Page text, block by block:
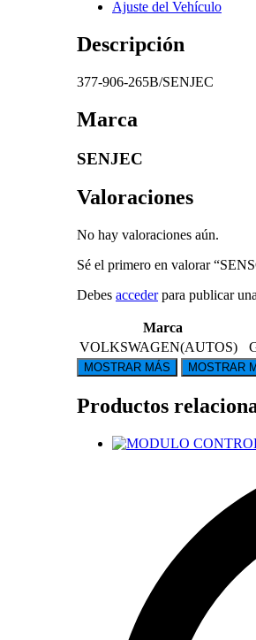
Ajuste del Vehículo
Descripción
377-906-265B/SENJEC
Marca
SENJEC
Valoraciones
No hay valoraciones aún.
Sé el primero en valorar
Debes accederpara publicar
Marca
VOLKSWAGEN(AUTOS)
Productos